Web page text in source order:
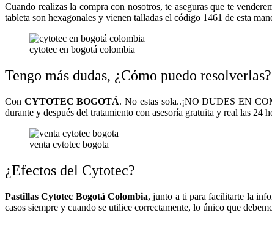
Cuando realizas la compra con nosotros, te aseguras que te
tableta son hexagonales y vienen talladas el código 1461 de esta
cytotec en bogotá colombia
Tengo más dudas, ¿Cómo puedo resolverlas?
Con CYTOTEC BOGOTÁ. No estas sola..¡NO DUDES EN
durante y después del tratamiento con asesoría gratuita y real las 24
venta cytotec bogota
¿Efectos del Cytotec?
Pastillas Cytotec Bogotá Colombia, junto a ti para facilitarte la
casos siempre y cuando se utilice correctamente, lo único que